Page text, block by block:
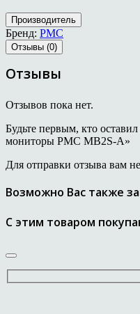
Производитель
Бренд: PMC
Отзывы (0)
Отзывы
Отзывов пока нет.
Будьте первым, кто
мониторы PMC MB2S-A»
Для отправки отзыва вам
Возможно Вас также
С этим товаром